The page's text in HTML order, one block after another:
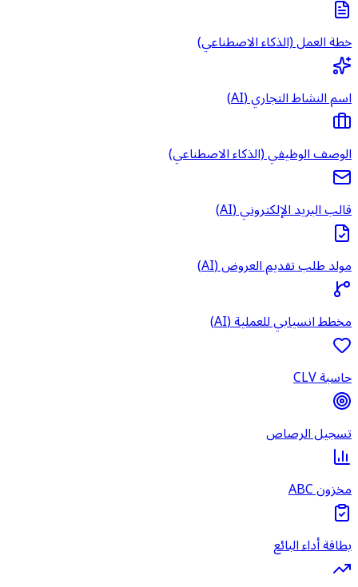
خطة العمل (الذكاء الاصطناعي)
اسم النشاط التجاري (AI)
الوصف الوظيفي (الذكاء الاصطناعي)
قالب البريد الإلكتروني (AI)
مولد طلب تقديم العروض (AI)
مخطط انسيابي للعملية (AI)
حاسبة CLV
تسجيل الرصاص
مخزون ABC
بطاقة أداء البائع